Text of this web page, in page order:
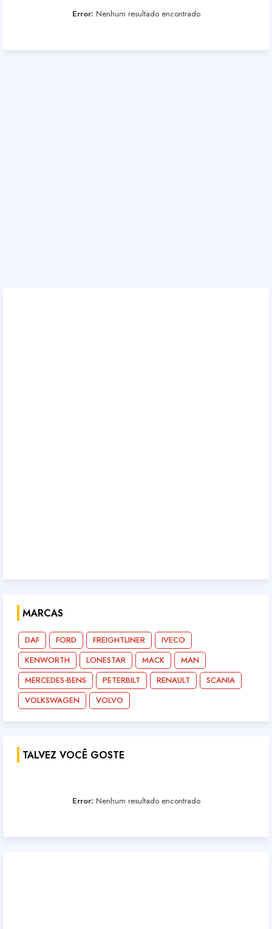
Error: Nenhum resultado encontrado
MARCAS
DAF FORD FREIGHTLINER
IVECO
KENWORTH
LONESTAR MACK
MAN
MERCEDES-BENS
PETERBILT RENAULT
SCANIA
VOLKSWAGEN
VOLVO
TALVEZ VOCÊ GOSTE
Error: Nenhum resultado encontrado